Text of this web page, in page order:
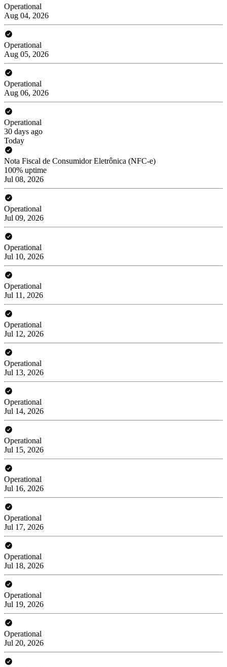
Operational
Aug 04, 2026
Operational
Aug 05, 2026
Operational
Aug 06, 2026
Operational
30 days ago
Today
Nota Fiscal de Consumidor Eletrônica (NFC-e)
100% uptime
Jul 08, 2026
Operational
Jul 09, 2026
Operational
Jul 10, 2026
Operational
Jul 11, 2026
Operational
Jul 12, 2026
Operational
Jul 13, 2026
Operational
Jul 14, 2026
Operational
Jul 15, 2026
Operational
Jul 16, 2026
Operational
Jul 17, 2026
Operational
Jul 18, 2026
Operational
Jul 19, 2026
Operational
Jul 20, 2026